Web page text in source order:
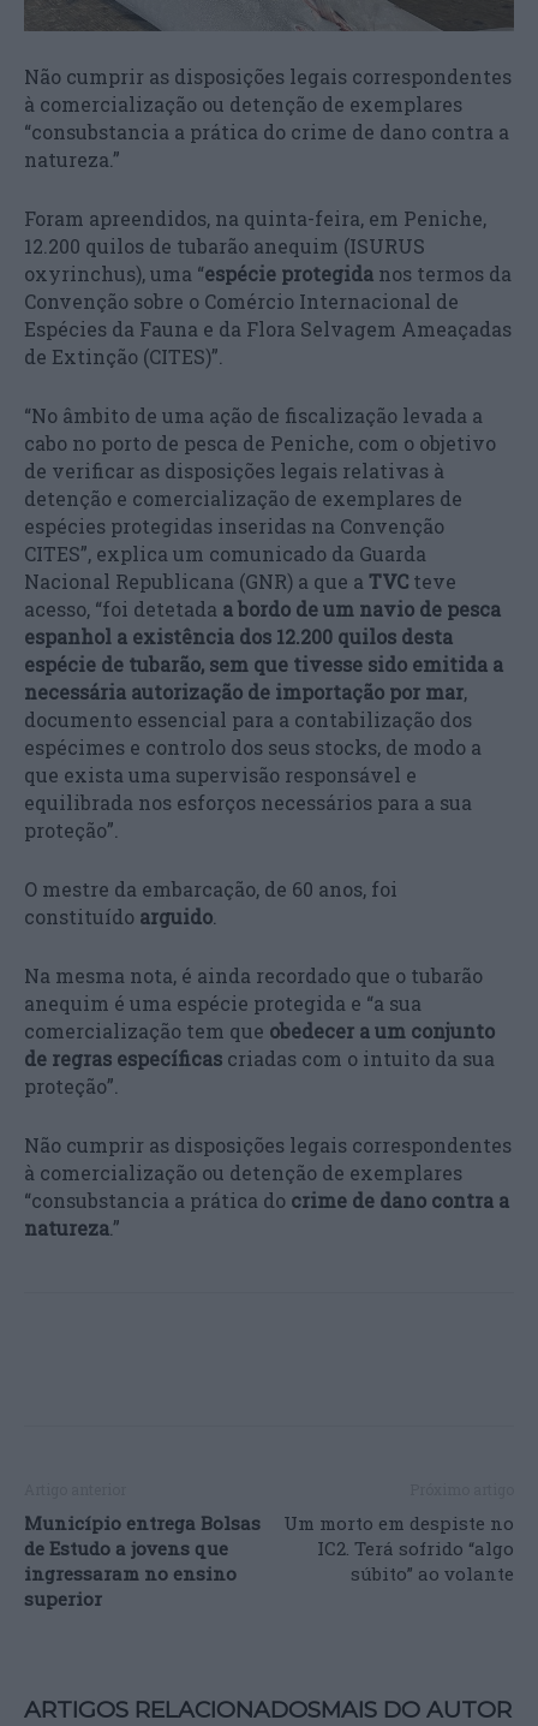
Não cumprir as disposições legais correspondentes
à comercialização ou detenção de exemplares
“consubstancia a prática do crime de dano contra a
natureza.”
Foram apreendidos, na quinta-feira, em Peniche,
12.200 quilos de tubarão anequim (ISURUS
oxyrinchus), uma “espécie protegida nos termos da
Convenção sobre o Comércio Internacional de
Espécies da Fauna e da Flora Selvagem Ameaçadas
de Extinção (CITES)”.
“No âmbito de uma ação de fiscalização levada a
cabo no porto de pesca de Peniche, com o objetivo
de verificar as disposições legais relativas à
detenção e comercialização de exemplares de
espécies protegidas inseridas na Convenção
CITES”, explica um comunicado da Guarda
Nacional Republicana (GNR) a que a TVC teve
acesso, “foi detetada a bordo de um navio de pesca
espanhol a existência dos 12.200 quilos desta
espécie de tubarão, sem que tivesse sido emitida a
necessária autorização de importação por mar,
documento essencial para a contabilização dos
espécimes e controlo dos seus stocks, de modo a
que exista uma supervisão responsável e
equilibrada nos esforços necessários para a sua
proteção”.
O mestre da embarcação, de 60 anos, foi
constituído arguido
Na mesma nota, é ainda recordado que o tubarão
anequim é uma espécie protegida e “a sua
comercialização tem que obedecer a um conjunto
de regras específicas criadas com o intuito da sua
proteção”.
Não cumprir as disposições legais correspondentes
à comercialização ou detenção de exemplares
“consubstancia a prática do crime de dano contra a
natureza.”
Município entrega Bolsas
de Estudo a jovens que
ingressaram no ensino
superior
Um morto em despiste no
IC2. Terá sofrido “algo
súbito” ao volante
ARTIGOS RELACIONADOSMAIS DO AUTOR